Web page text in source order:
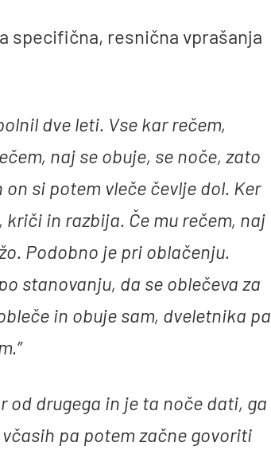
specifična, resnična vprašanja
dve leti. Vse kar rečem,
naj se obuje, se noče, zato
si potem vleče čevlje dol. Ker
kriči in razbija. Če mu rečem, naj
Podobno je pri oblačenju.
stanovanju, da se oblečeva za
in obuje sam, dveletnika pa
od drugega in je ta noče dati, ga
pa potem začne govoriti